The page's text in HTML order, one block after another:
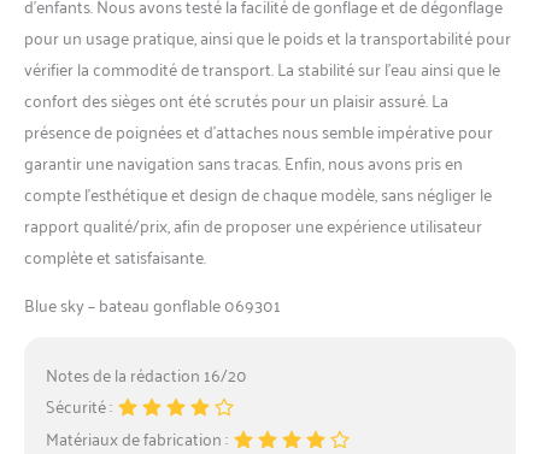
pour un usage pratique, ainsi que le poids et la transportabilité pour
vérifier la commodité de transport. La stabilité sur l’eau ainsi que le
confort des sièges ont été scrutés pour un plaisir assuré. La
présence de poignées et d’attaches nous semble impérative pour
garantir une navigation sans tracas. Enfin, nous avons pris en
compte l’esthétique et design de chaque modèle, sans négliger le
rapport qualité/prix, afin de proposer une expérience utilisateur
complète et satisfaisante.
Blue sky – bateau gonflable 069301
Notes de la rédaction 16/20
Sécurité :
Matériaux de fabrication :